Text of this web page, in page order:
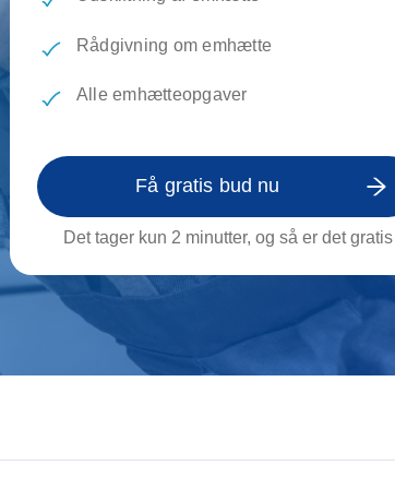
Transport af genstande
VVS
Rådgivning om emhætte
Alle emhætteopgaver
Få gratis bud nu
Det tager kun 2 minutter, og så er det gratis